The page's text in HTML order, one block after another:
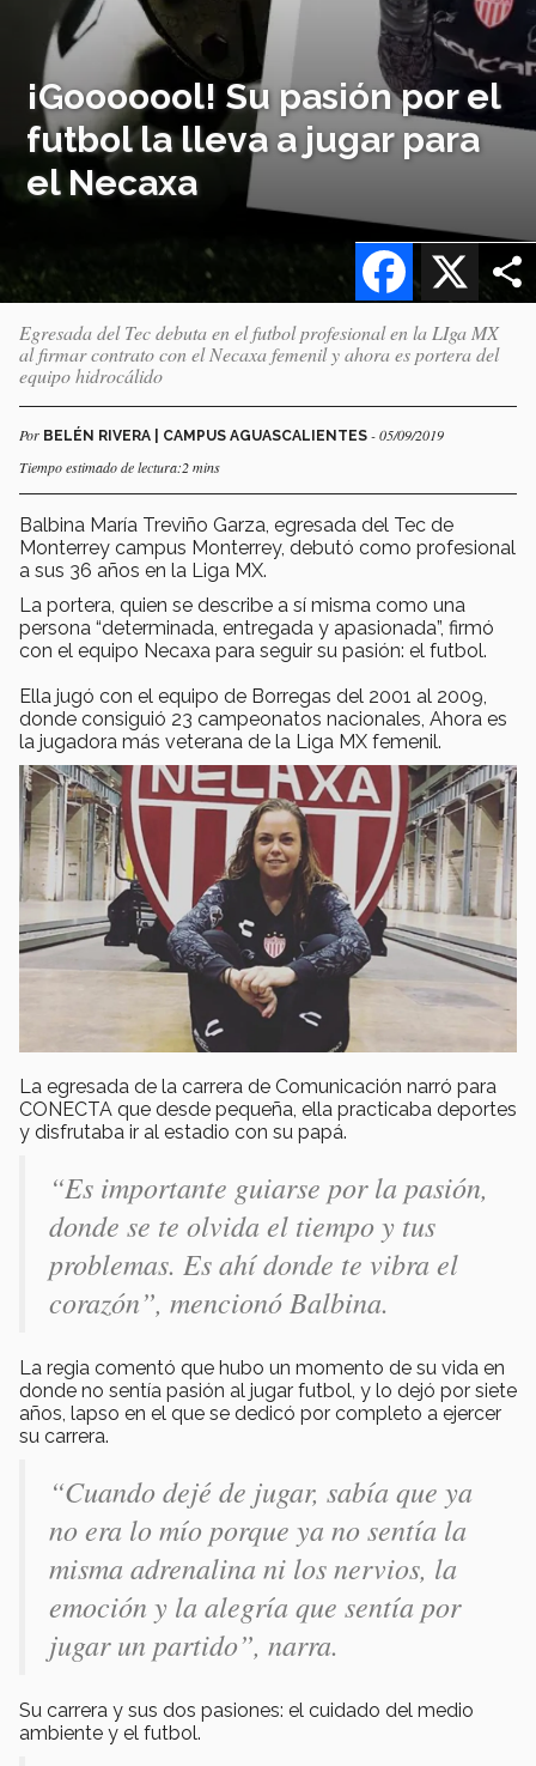
¡Gooooool! Su pasión por el
futbol la lleva a jugar para
el Necaxa
X
Facebook
Egresada del Tec debuta en el futbol profesional en la LIga MX
al firmar contrato con el Necaxa femenil y ahora es portera del
equipo hidrocálido
Por BELÉN RIVERA | CAMPUS AGUASCALIENTES - 05/09/2019
Tiempo estimado de lectura:2 mins
Balbina María Treviño Garza, egresada del Tec de
Monterrey campus Monterrey, debutó como profesional
a sus 36 años en la Liga MX.
La portera, quien se describe a sí misma como una
persona “determinada, entregada y apasionada”, firmó
con el equipo Necaxa para seguir su pasión: el futbol.
Ella jugó con el equipo de Borregas del 2001 al 2009,
donde consiguió 23 campeonatos nacionales, Ahora es
la jugadora más veterana de la Liga MX femenil.
La egresada de la carrera de Comunicación narró para
CONECTA que desde pequeña, ella practicaba deportes
y disfrutaba ir al estadio con su papá.
“Es importante guiarse por la pasión,
donde se te olvida el tiempo y tus
problemas. Es ahí donde te vibra el
corazón”, mencionó Balbina.
La regia comentó que hubo un momento de su vida en
donde no sentía pasión al jugar futbol, y lo dejó por siete
años, lapso en el que se dedicó por completo a ejercer
su carrera.
“Cuando dejé de jugar, sabía que ya
no era lo mío porque ya no sentía la
misma adrenalina ni los nervios, la
emoción y la alegría que sentía por
jugar un partido”, narra.
Su carrera y sus dos pasiones: el cuidado del medio
ambiente y el futbol.